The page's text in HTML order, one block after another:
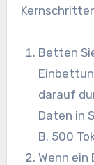
Betten
darauf
Daten in
B. 500
Wenn